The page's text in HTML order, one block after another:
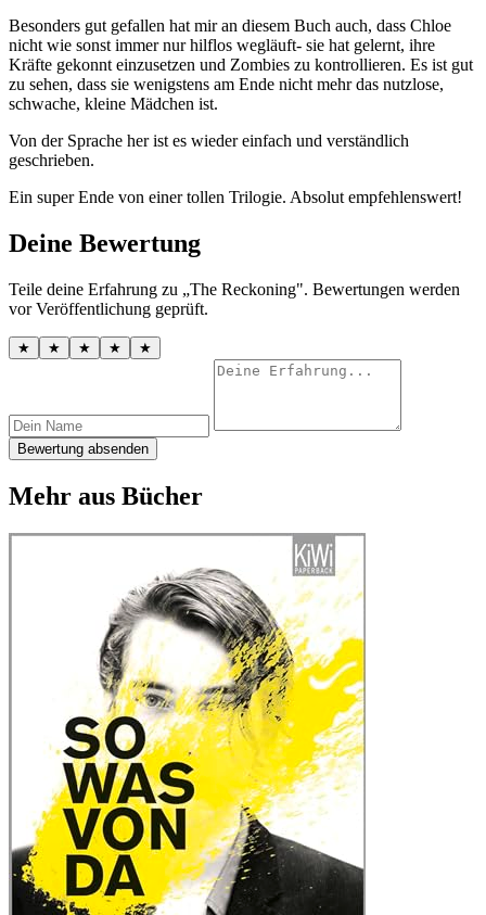
Besonders gut gefallen hat mir an diesem Buch auch, dass Chloe
nicht wie sonst immer nur hilflos wegläuft- sie hat gelernt, ihre
Kräfte gekonnt einzusetzen und Zombies zu kontrollieren. Es ist gut
zu sehen, dass sie wenigstens am Ende nicht mehr das nutzlose,
schwache, kleine Mädchen ist.
Von der Sprache her ist es wieder einfach und verständlich
geschrieben.
Ein super Ende von einer tollen Trilogie. Absolut empfehlenswert!
Deine Bewertung
Teile deine Erfahrung zu „The Reckoning". Bewertungen werden
vor Veröffentlichung geprüft.
★ ★ ★ ★ ★
Bewertung absenden
Mehr aus Bücher